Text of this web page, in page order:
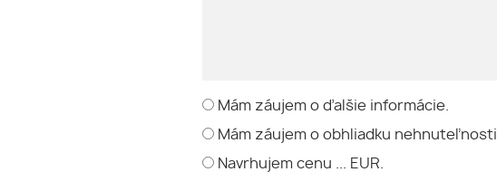
Mám záujem o ďalšie informácie.
Mám záujem o obhliadku nehnuteľnosti.
Navrhujem cenu ... EUR.